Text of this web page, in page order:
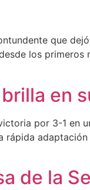
que
los
en
por 3-1 en
de la